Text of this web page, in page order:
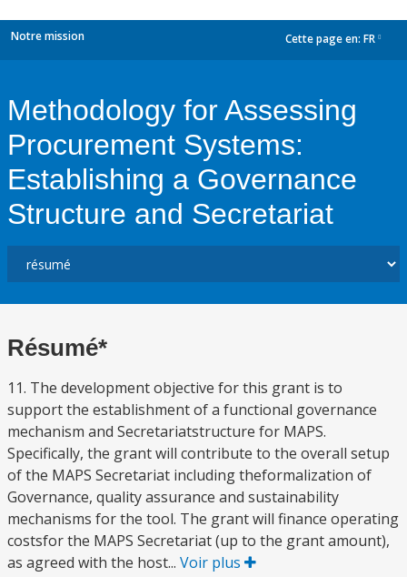
Notre mission Cette page en: FR
Methodology for Assessing
Procurement Systems:
Establishing a Governance
Structure and Secretariat
Résumé*
11. The development objective for this grant is to
support the establishment of a functional governance
mechanism and Secretariatstructure for MAPS.
Specifically, the grant will contribute to the overall setup
of the MAPS Secretariat including theformalization of
Governance, quality assurance and sustainability
mechanisms for the tool. The grant will finance operating
costsfor the MAPS Secretariat (up to the grant amount),
as agreed with the host... Voir plus